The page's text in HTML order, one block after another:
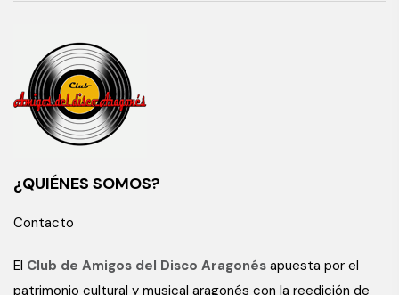
¿QUIÉNES SOMOS?
Contacto
El Club de Amigos del Disco Aragonés apuesta por el
patrimonio cultural y musical aragonés con la reedición de